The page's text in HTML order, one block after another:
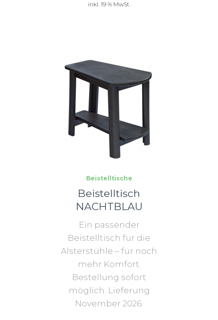
inkl. 19 % MwSt.
Beistelltische
Beistelltisch
NACHTBLAU
Ein passender
Beistelltisch für die
Alsterstühle – für noch
mehr Komfort.
Bestellung sofort
möglich. Lieferung
November 2026.